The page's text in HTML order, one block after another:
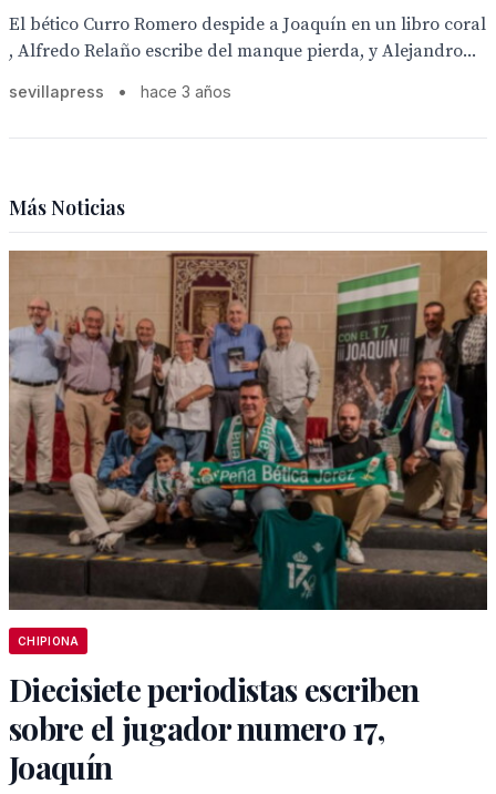
El bético Curro Romero despide a Joaquín en un libro coral
, Alfredo Relaño escribe del manque pierda, y Alejandro...
sevillapress • hace 3 años
Más Noticias
CHIPIONA
Diecisiete periodistas escriben
sobre el jugador numero 17,
Joaquín